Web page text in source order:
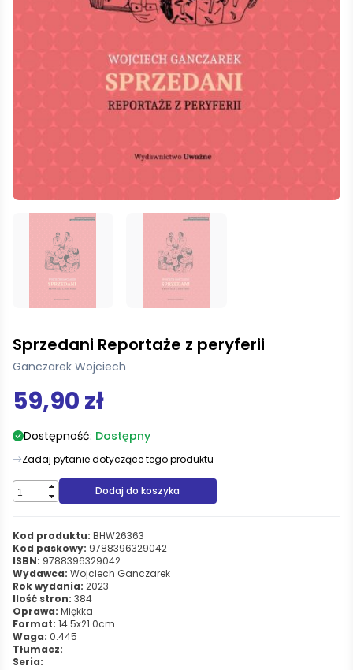
Sprzedani Reportaże z peryferii
Ganczarek Wojciech
59,90 zł
Dostępność: Dostępny
Zadaj pytanie dotyczące tego produktu
Dodaj do koszyka
Kod produktu: BHW26363
Kod paskowy: 9788396329042
ISBN: 9788396329042
Wydawca: Wojciech Ganczarek
Rok wydania: 2023
Ilość stron: 384
Oprawa: Miękka
Format: 14.5x21.0cm
Waga: 0.445
Tłumacz:
Seria: